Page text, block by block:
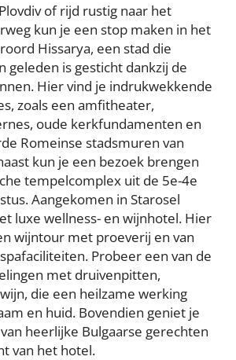
of rijd rustig naar het
kun je een stop maken in het
Hissarya, een stad die
geleden is gesticht dankzij de
Hier vind je indrukwekkende
zoals een amfitheater,
oude kerkfundamenten en
Romeinse stadsmuren van
kun je een bezoek brengen
tempelcomplex uit de 5e-4e
Aangekomen in Starosel
luxe wellness- en wijnhotel. Hier
wijntour met proeverij en van
Probeer een van de
met druivenpitten,
die een heilzame werking
en huid. Bovendien geniet je
heerlijke Bulgaarse gerechten
van het hotel.